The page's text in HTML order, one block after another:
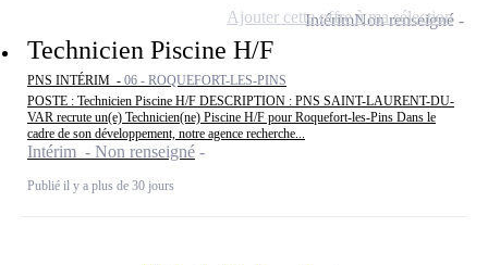
Technicien Piscine H/F
PNS INTÉRIM - 06 - ROQUEFORT-LES-PINS
POSTE : Technicien Piscine H/F DESCRIPTION : PNS SAINT-LAURENT-DU-
VAR recrute un(e) Technicien(ne) Piscine H/F pour Roquefort-les-Pins Dans le
cadre de son développement, notre agence recherche...
Intérim - Non renseigné
Publié il y a plus de 30 jours
IntérimNon renseigné
Ajouter cette offre à ma sélection